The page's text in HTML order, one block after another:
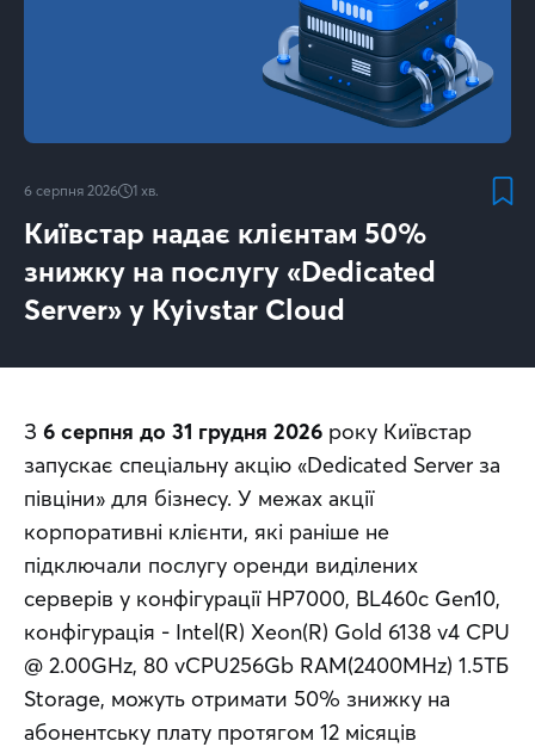
6 серпня 2026 1 хв.
Київстар надає клієнтам 50%
знижку на послугу «Dedicated
Server» у Kyivstar Cloud
З 6 серпня до 31 грудня 2026 року Київстар
запускає спеціальну акцію «Dedicated Server за
півціни» для бізнесу. У межах акції
корпоративні клієнти, які раніше не
підключали послугу оренди виділених
серверів у конфігурації HP7000, BL460c Gen10,
конфігурація - Intel(R) Xeon(R) Gold 6138 v4 CPU
@ 2.00GHz, 80 vCPU256Gb RAM(2400MHz) 1.5ТБ
Storage, можуть отримати 50% знижку на
абонентську плату протягом 12 місяців